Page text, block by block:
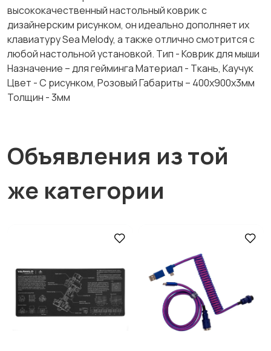
высококачественный настольный коврик с
дизайнерским рисунком, он идеально дополняет их
клавиатуру Sea Melody, а также отлично смотрится с
любой настольной установкой. Тип - Коврик для мыши
Назначение – для гейминга Материал - Ткань, Каучук
Цвет - С рисунком, Розовый Габариты – 400x900х3мм
Толщин - 3мм
Объявления из той
же категории